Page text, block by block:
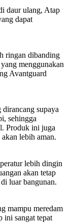
daur ulang, Atap
dapat
ringan dibanding
menggunakan
Avantguard
supaya
sehingga
Produk ini juga
lebih aman.
lebih dingin
akan tetap
luar bangunan.
mampu meredam
ini sangat tepat